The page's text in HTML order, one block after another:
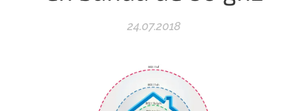
24.07.2018